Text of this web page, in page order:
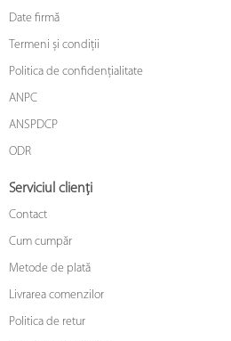
Date firmă
Termeni și condiții
Politica de confidențialitate
ANPC
ANSPDCP
ODR
Serviciul clienți
Contact
Cum cumpăr
Metode de plată
Livrarea comenzilor
Politica de retur